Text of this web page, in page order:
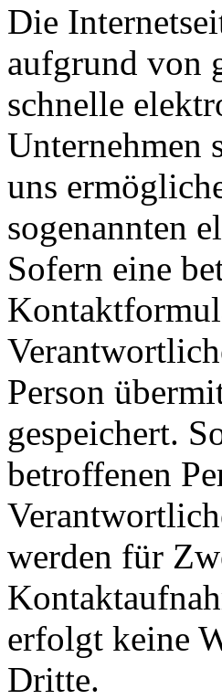
Die
aufgrund von
schnelle
Unternehmen
uns
sogenannten
Sofern eine
Person
gespeichert.
betroffenen
werden für
erfolgt keine
Dritte.